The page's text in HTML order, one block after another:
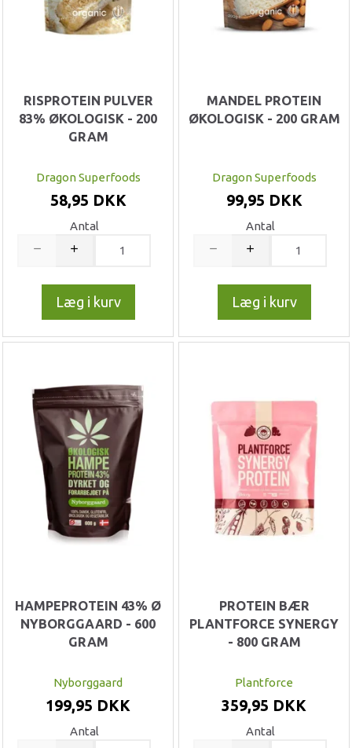
RISPROTEIN PULVER
83% ØKOLOGISK - 200
GRAM
Dragon Superfoods
58,95 DKK
Antal
Læg i kurv
MANDEL PROTEIN
ØKOLOGISK - 200 GRAM
Dragon Superfoods
99,95 DKK
Antal
Læg i kurv
HAMPEPROTEIN 43% Ø
NYBORGGAARD - 600
GRAM
Nyborggaard
199,95 DKK
Antal
PROTEIN BÆR
PLANTFORCE SYNERGY
- 800 GRAM
Plantforce
359,95 DKK
Antal